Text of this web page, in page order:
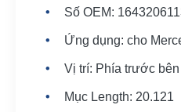
Số OEM:
Ứng dụng: cho
Vị trí: Phía trước
Mục Length: 20.121